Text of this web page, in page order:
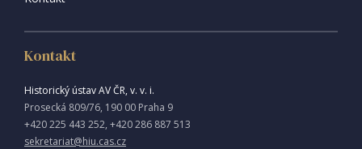
Kontakt
Historický ústav AV ČR, v. v. i.
Prosecká 809/76, 190 00 Praha 9
+420 225 443 252, +420 286 887 513
sekretariat@hiu.cas.cz